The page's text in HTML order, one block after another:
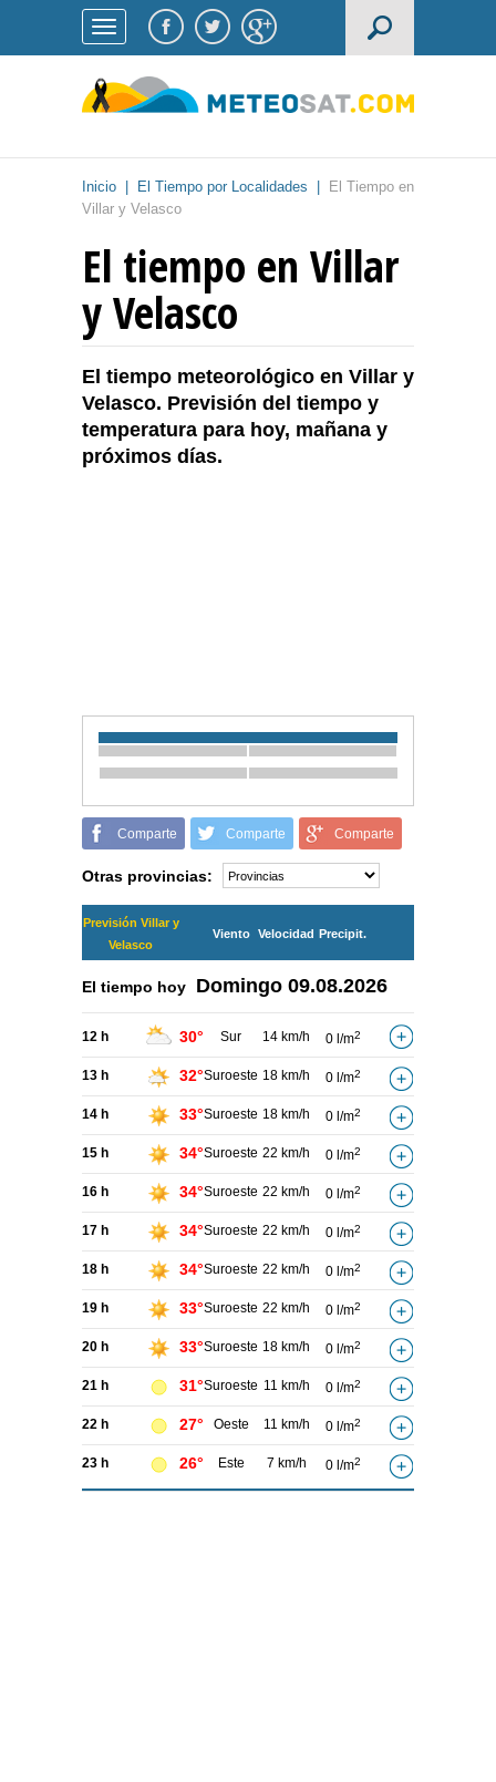
Inicio El Tiempo por Localidades
El Tiempo en
Villar y Velasco
El tiempo en Villar
y Velasco
El tiempo meteorológico en Villar y
Velasco. Previsión del tiempo y
temperatura para hoy, mañana y
próximos días.
Comparte Comparte Comparte
Otras provincias:
Previsión Villar y
Velasco
Viento Velocidad Precipit.
El tiempo hoy Domingo 09.08.2026
12 h 30° Sur 14 km/h 0 l/m2
13 h 32°Suroeste 18 km/h 0 l/m2
14 h 33°Suroeste 18 km/h 0 l/m2
15 h 34°Suroeste 22 km/h 0 l/m2
16 h 34°Suroeste 22 km/h 0 l/m2
17 h 34°Suroeste 22 km/h 0 l/m2
18 h 34°Suroeste 22 km/h 0 l/m2
19 h 33°Suroeste 22 km/h 0 l/m2
20 h 33°Suroeste 18 km/h 0 l/m2
21 h 31°Suroeste 11 km/h 0 l/m2
22 h 27° Oeste 11 km/h 0 l/m2
23 h 26° Este 7 km/h 0 l/m2